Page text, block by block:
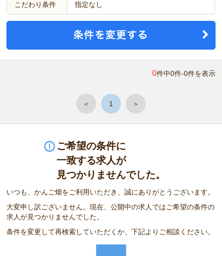
こだわり条件 指定なし
0件中0件-0件を表示
＜ 1 ＞
ご希望の条件に
一致する求人が
見つかりませんでした。
いつも、かんご畑をご利用いただき、誠にありがとうございます。
大変申し訳ございません。現在、公開中の求人ではご希望の条件の
求人が見つかりませんでした。
条件を変更して再検索していただくか、下記よりご相談ください。